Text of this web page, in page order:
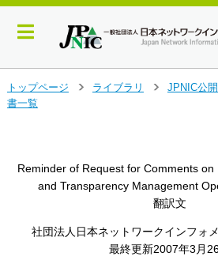
イ
トップページ
ライブラリ
JPNIC公
書一覧
Reminder of Request for Comments on
and Transparency Management
翻訳文
社団法人日本ネットワークインフォ
最終更新2007年3月